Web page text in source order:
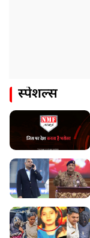
स्पेशल्स